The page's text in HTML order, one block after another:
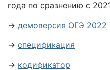
года по сравнению с
→ демоверсия ОГЭ 2022
→ спецификация
→ кодификатор